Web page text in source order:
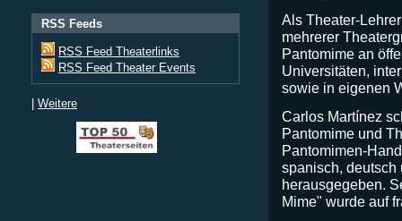
RSS Feeds
RSS Feed Theaterlinks
RSS Feed Theater Events
| Weitere
Als Theater-
mehrerer
Pantomime an
Universitäten,
sowie in eigenen
Carlos Martínez
Pantomime und
Pantomimen-
spanisch, deutsch
herausgegeben.
Mime" wurde auf